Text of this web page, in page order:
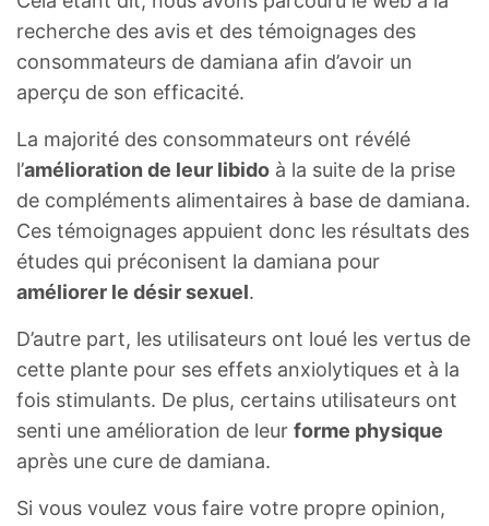
recherche des avis et des témoignages des
consommateurs de damiana afin d’avoir un
aperçu de son efficacité.
La majorité des consommateurs ont révélé
l’amélioration de leur libido à la suite de la prise
de compléments alimentaires à base de damiana.
Ces témoignages appuient donc les résultats des
études qui préconisent la damiana pour
améliorer le désir sexuel.
D’autre part, les utilisateurs ont loué les vertus de
cette plante pour ses effets anxiolytiques et à la
fois stimulants. De plus, certains utilisateurs ont
senti une amélioration de leur forme physique
après une cure de damiana.
Si vous voulez vous faire votre propre opinion,